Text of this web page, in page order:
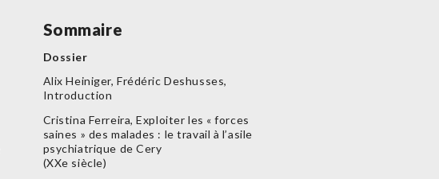
Sommaire
Dossier
Alix Heiniger, Frédéric Deshusses,
Introduction
Cristina Ferreira, Exploiter les « forces
saines » des malades : le travail à l’asile
psychiatrique de Cery
(XXe siècle)